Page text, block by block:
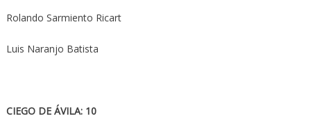
Rolando Sarmiento Ricart
Luis Naranjo Batista
CIEGO DE ÁVILA: 10